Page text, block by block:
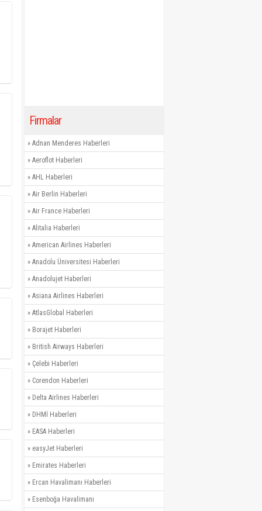
Firmalar
» Adnan Menderes Haberleri
» Aeroflot Haberleri
» AHL Haberleri
» Air Berlin Haberleri
» Air France Haberleri
» Alitalia Haberleri
» American Airlines Haberleri
» Anadolu Üniversitesi Haberleri
» Anadolujet Haberleri
» Asiana Airlines Haberleri
» AtlasGlobal Haberleri
» Borajet Haberleri
» British Airways Haberleri
» Çelebi Haberleri
» Corendon Haberleri
» Delta Airlines Haberleri
» DHMİ Haberleri
» EASA Haberleri
» easyJet Haberleri
» Emirates Haberleri
» Ercan Havalimanı Haberleri
» Esenboğa Havalimanı